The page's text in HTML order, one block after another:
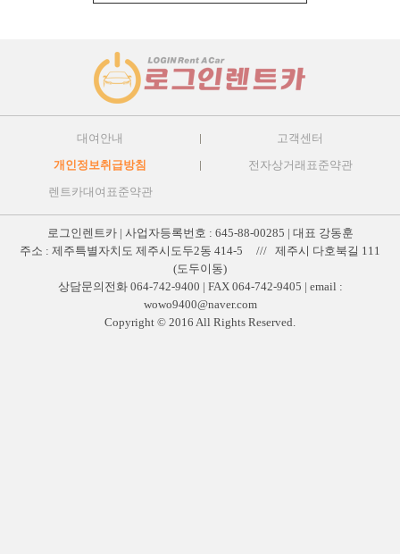
대여안내 고객센터
개인정보취급방침 전자상거래표준약관
렌트카대여표준약관
로그인렌트카 | 사업자등록번호 : 645-88-00285 | 대표 강동훈
주소 : 제주특별자치도 제주시도두2동 414-5 /// 제주시 다호북길 111
(도두이동)
상담문의전화 064-742-9400 | FAX 064-742-9405 | email :
wowo9400@naver.com
Copyright © 2016 All Rights Reserved.